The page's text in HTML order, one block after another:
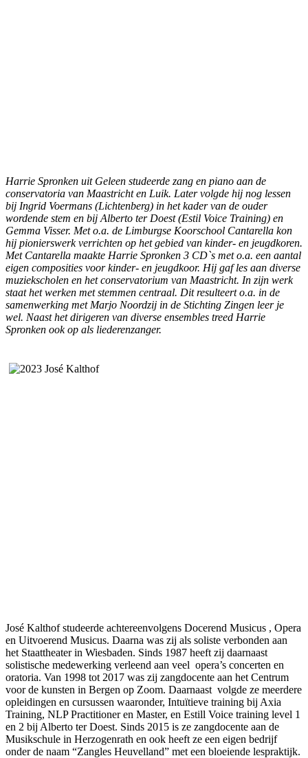
Harrie Spronken uit Geleen studeerde zang en piano aan de
conservatoria van Maastricht en Luik. Later volgde hij nog lessen
bij Ingrid Voermans (Lichtenberg) in het kader van de ouder
wordende stem en bij Alberto ter Doest (Estil Voice Training) en
Gemma Visser. Met o.a. de Limburgse Koorschool Cantarella kon
hij pionierswerk verrichten op het gebied van kinder- en jeugdkoren.
Met Cantarella maakte Harrie Spronken 3 CD`s met o.a. een aantal
eigen composities voor kinder- en jeugdkoor. Hij gaf les aan diverse
muziekscholen en het conservatorium van Maastricht. In zijn werk
staat het werken met stemmen centraal. Dit resulteert o.a. in de
samenwerking met Marjo Noordzij in de Stichting Zingen leer je
wel. Naast het dirigeren van diverse ensembles treed Harrie
Spronken ook op als liederenzanger.
José Kalthof studeerde achtereenvolgens Docerend Musicus , Opera
en Uitvoerend Musicus. Daarna was zij als soliste verbonden aan
het Staattheater in Wiesbaden. Sinds 1987 heeft zij daarnaast
solistische medewerking verleend aan veel opera’s concerten en
oratoria. Van 1998 tot 2017 was zij zangdocente aan het Centrum
voor de kunsten in Bergen op Zoom. Daarnaast volgde ze meerdere
opleidingen en cursussen waaronder, Intuïtieve training bij Axia
Training, NLP Practitioner en Master, en Estill Voice training level 1
en 2 bij Alberto ter Doest. Sinds 2015 is ze zangdocente aan de
Musikschule in Herzogenrath en ook heeft ze een eigen bedrijf
onder de naam “Zangles Heuvelland” met een bloeiende lespraktijk.